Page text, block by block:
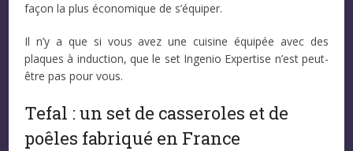
façon la plus économique de s’équiper.
Il n’y a que si vous avez une cuisine équipée avec des
plaques à induction, que le set Ingenio Expertise n’est peut-
être pas pour vous.
Tefal : un set de casseroles et de
poêles fabriqué en France